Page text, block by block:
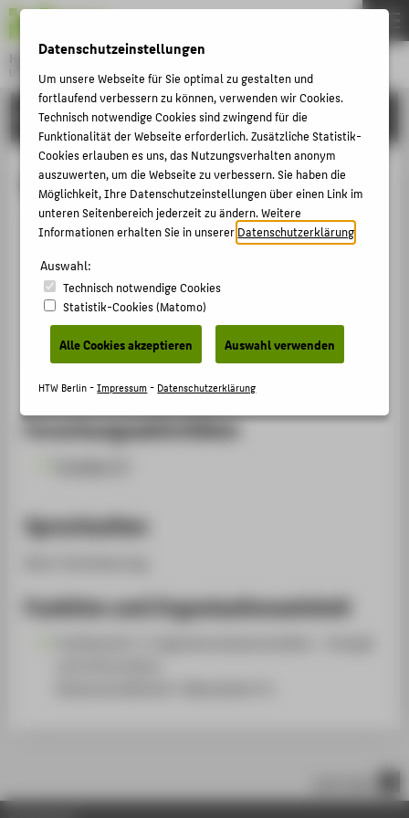
Hochschule für Technik und Wirtschaft Berlin
University of Applied Sciences
Menu
HOCHSCHULE
Martin Roddewig
Martin.Roddewig@HTW-Berlin.de
Campus Wilhelminenhof
WH Gebäude G , 632
Wilhelminenhofstraße 75A
12459
Berlin
Forschungsaktivitäten
Sprechzeiten
Funktion und Organisationseinheit
THEMEN
HOCHSCHULE
CAMPUS
STUDIUM
LEHRE
KARRIERE
INTERNATIONAL
INFORMATIONEN FÜR
STUDIENINTERESSIERTE
STUDIERENDE
ALUMNI
PRESSE
Datenschutzeinstellungen
Um unsere Webseite für Sie optimal zu gestalten und
fortlaufend verbessern zu können, verwenden wir Cookies.
Technisch notwendige Cookies sind zwingend für die
Funktionalität der Webseite erforderlich. Zusätzliche Statistik-
Cookies erlauben es uns, das Nutzungsverhalten anonym
auszuwerten, um die Webseite zu verbessern. Sie haben die
Möglichkeit, Ihre Datenschutzeinstellungen über einen Link im
unteren Seitenbereich jederzeit zu ändern. Weitere
Informationen erhalten Sie in unsererDatenschutzerklärung
Auswahl:
Technisch notwendige Cookies
Statistik-Cookies (Matomo)
Alle Cookies akzeptieren Auswahl verwenden
HTW Berlin -Impressum- Datenschutzerklärung